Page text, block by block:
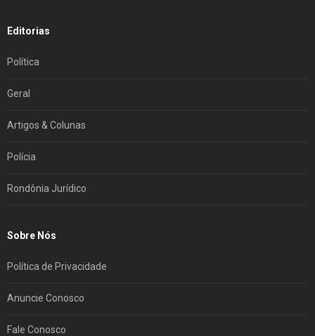
Editorias
Política
Geral
Artigos & Colunas
Polícia
Rondônia Jurídico
Sobre Nós
Política de Privacidade
Anuncie Conosco
Fale Conosco